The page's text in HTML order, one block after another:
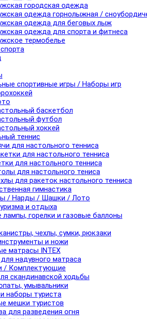
городская одежда
одежда горнолыжная /
одежда для беговых лыж
одежда для спорта и фитнеса
термобелье
спортивные игры / Наборы игр
баскетбол
футбол
хоккей
теннис
для настольного тенниса
для настольного тенниса
для настольного тенниса
для настольного тениса
для ракеток настольного тенниса
гимнастика
/ Нарды / Шашки / Лото
и отдыха
лампы, горелки и газовые баллоны
чехлы, сумки, рюкзаки
и ножи
матрасы INTEX
надувного матраса
/ Комплектующие
скандинавской ходьбы
умывальники
наборы туриста
мешки туристов
для разведения огня